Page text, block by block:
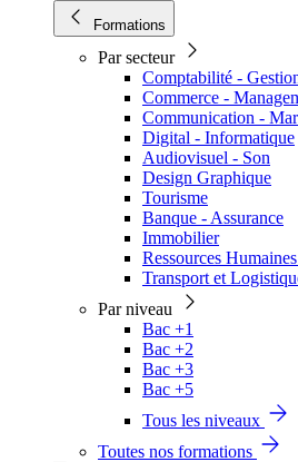
Formations
Par secteur
Comptabilité -
Commerce -
Communication -
Digital - Informatique
Audiovisuel - Son
Design Graphique
Tourisme
Banque - Assurance
Immobilier
Ressources
Transport et
Par niveau
Bac +1
Bac +2
Bac +3
Bac +5
Tous les niveaux
Toutes nos formations